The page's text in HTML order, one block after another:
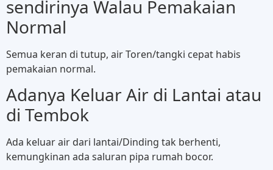
sendirinya Walau Pemakaian
Normal
Semua keran di tutup, air Toren/tangki cepat habis
pemakaian normal.
Adanya Keluar Air di Lantai atau
di Tembok
Ada keluar air dari lantai/Dinding tak berhenti,
kemungkinan ada saluran pipa rumah bocor.